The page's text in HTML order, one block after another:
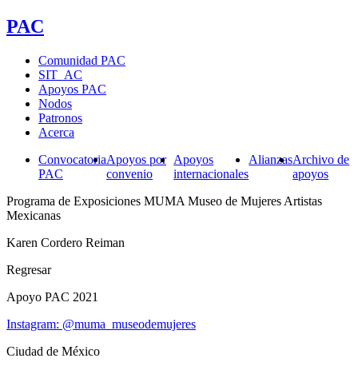
PAC
Comunidad PAC
SIT_AC
Apoyos PAC
Nodos
Patronos
Acerca
Convocatoria
PAC
Apoyos por
convenio
Apoyos
internacionales
AlianzasArchivo de
apoyos
Programa de Exposiciones MUMA Museo de Mujeres Artistas
Mexicanas
Karen Cordero Reiman
Regresar
Apoyo PAC 2021
Instagram: @muma_museodemujeres
Ciudad de México